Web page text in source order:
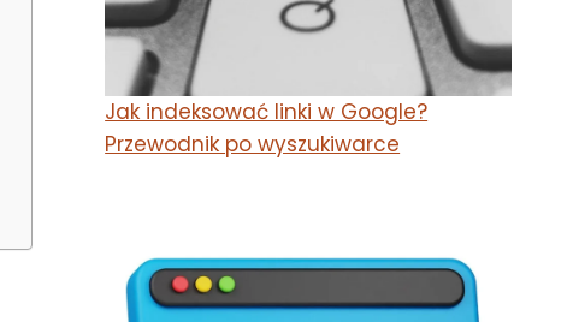
Jak indeksować linki w Google?
Przewodnik po wyszukiwarce